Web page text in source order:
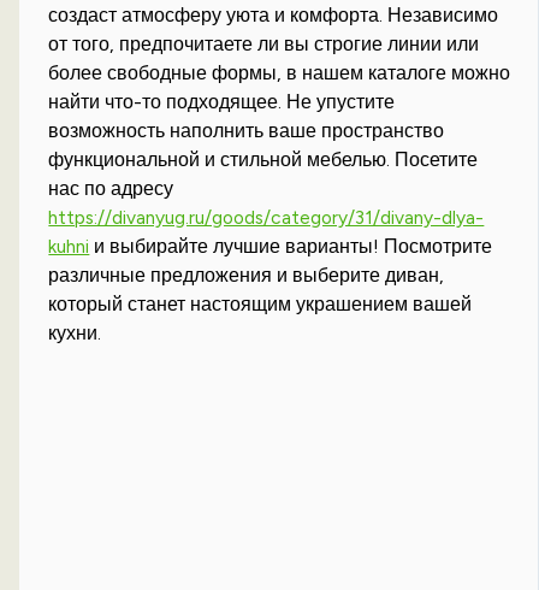
создаст атмосферу уюта и комфорта. Независимо
от того, предпочитаете ли вы строгие линии или
более свободные формы, в нашем каталоге можно
найти что-то подходящее. Не упустите
возможность наполнить ваше пространство
функциональной и стильной мебелью. Посетите
нас по адресу
https://divanyug.ru/goods/category/31/divany-dlya-
kuhni и выбирайте лучшие варианты! Посмотрите
различные предложения и выберите диван,
который станет настоящим украшением вашей
кухни.